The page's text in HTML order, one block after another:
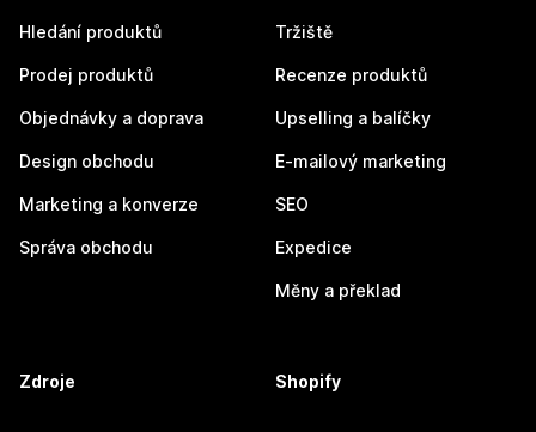
Hledání produktů
Prodej produktů
Objednávky a doprava
Design obchodu
Marketing a konverze
Správa obchodu
Tržiště
Recenze produktů
Upselling a balíčky
E-mailový marketing
SEO
Expedice
Měny a překlad
Zdroje Shopify